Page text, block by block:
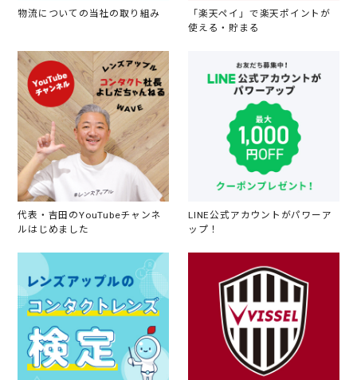
物流についての当社の取り組み
「楽天ペイ」で楽天ポイントが
使える・貯まる
代表・吉田のYouTubeチャンネ
ルはじめました
LINE公式アカウントがパワーア
ップ！